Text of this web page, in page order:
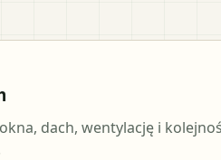
dach, wentylację i